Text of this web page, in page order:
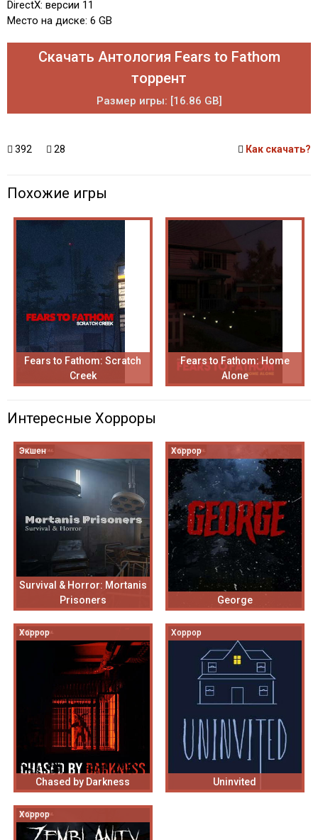
DirectX: версии 11
Место на диске: 6 GB
Скачать Антология Fears to Fathom
торрент
Размер игры: [16.86 GB]
392 28 Как скачать?
Похожие игры
Fears to Fathom: Scratch
Creek
Fears to Fathom: Home
Alone
Интересные Хорроры
Экшен
Survival & Horror: Mortanis
Prisoners
Хоррор
George
Хоррор
Chased by Darkness
Хоррор
Uninvited
Хоррор